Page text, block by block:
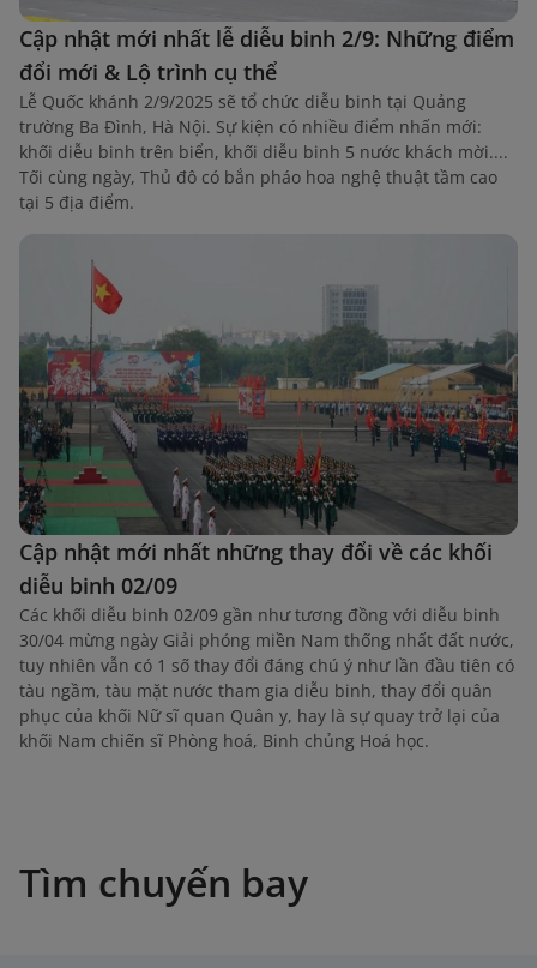
Cập nhật mới nhất lễ diễu binh 2/9: Những điểm
đổi mới & Lộ trình cụ thể
Lễ Quốc khánh 2/9/2025 sẽ tổ chức diễu binh tại Quảng
trường Ba Đình, Hà Nội. Sự kiện có nhiều điểm nhấn mới:
khối diễu binh trên biển, khối diễu binh 5 nước khách mời....
Tối cùng ngày, Thủ đô có bắn pháo hoa nghệ thuật tầm cao
tại 5 địa điểm.
Cập nhật mới nhất những thay đổi về các khối
diễu binh 02/09
Các khối diễu binh 02/09 gần như tương đồng với diễu binh
30/04 mừng ngày Giải phóng miền Nam thống nhất đất nước,
tuy nhiên vẫn có 1 số thay đổi đáng chú ý như lần đầu tiên có
tàu ngầm, tàu mặt nước tham gia diễu binh, thay đổi quân
phục của khối Nữ sĩ quan Quân y, hay là sự quay trở lại của
khối Nam chiến sĩ Phòng hoá, Binh chủng Hoá học.
Tìm chuyến bay